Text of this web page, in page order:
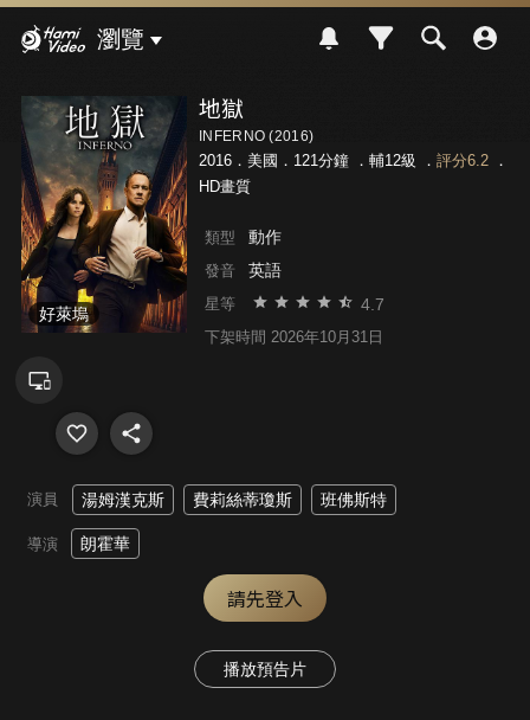
瀏覽
好萊塢
地獄
INFERNO (2016)
2016．美國．121分鐘 ． 輔12級 ． 評分6.2．
HD畫質
類型 動作
發音 英語
星等 4.7
下架時間 2026年10月31日
演員 湯姆漢克斯 費莉絲蒂瓊斯 班佛斯特
導演 朗霍華
請先登入
播放預告片